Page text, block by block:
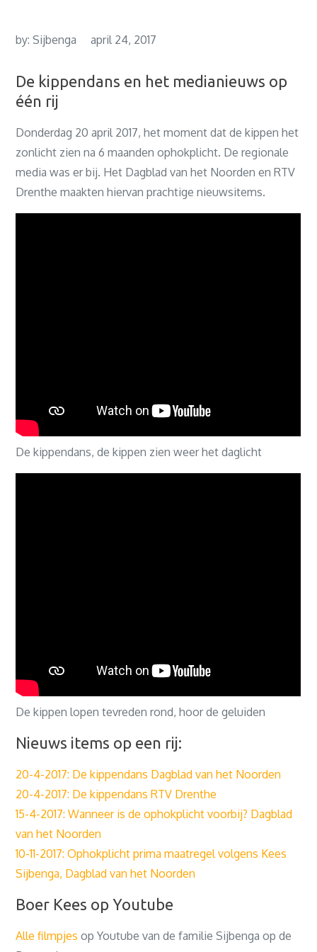
by:Sijbenga april 24, 2017
De kippendans en het medianieuws op
één rij
Donderdag 20 april 2017, het moment dat de kippen het
zonlicht zien na 6 maanden ophokplicht. De regionale
media was er bij. Het Dagblad van het Noorden en RTV
Drenthe maakten hiervan prachtige nieuwsitems.
De kippendans, de kippen zien weer het daglicht
De kippen lopen tevreden rond, hoor de geluiden
Nieuws items op een rij:
20-4-2017: De kippendans Dagblad van het Noorden
20-4-2017: De kippendans RTV Drenthe
15-4-2017: Wanneer is de ophokplicht voorbij? Dagblad
van het Noorden
10-11-2017: Ophokplicht prima maatregel volgens Kees
Sijbenga, Dagblad van het Noorden
Boer Kees op Youtube
Alle filmpjesop Youtube van de familie Sijbenga op de